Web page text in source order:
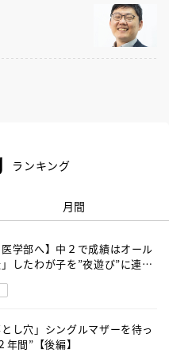
ランキング
月間
医学部へ】中２で成績はオール
したわが子を”夜遊び”に連れ
とし穴」シングルマザーを待っ
年間”【後編】